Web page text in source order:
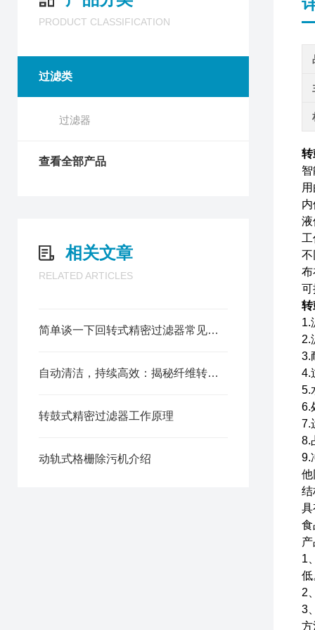
PRODUCT CLASSIFICATION
过滤类
过滤器
查看全部产品
相关文章
RELATED ARTICLES
简单谈一下回转式精密过滤器常见故障以及排除方法有几种？
自动清洁，持续高效：揭秘纤维转盘过滤器的魅力
转鼓式精密过滤器工作原理
动轨式格栅除污机介绍
转
液
不
布
可
转
1.
2.
3.
4.
5.
6.
7.
8.
9.
他
结
具
食
1
低
2
3
方